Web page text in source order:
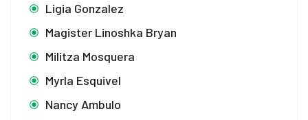
Ligia Gonzalez
Magister Linoshka Bryan
Militza Mosquera
Myrla Esquivel
Nancy Ambulo